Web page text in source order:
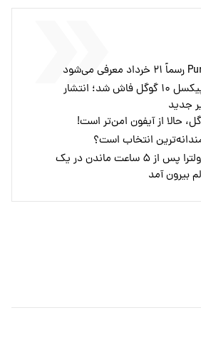
تاریخ عرضه سری پیکسل ۱۰ گوگل فاش شد؛ انتشار
جدید
حالا از آیفون امن‌تر است!
این گلکسی S۲۳ اولترا پس از ۵ ساعت ماندن در یک
بیرون آمد